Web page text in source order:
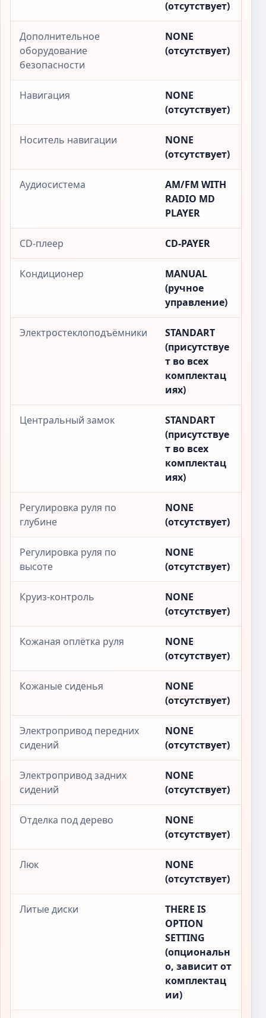
(отсутствует)
Дополнительное
оборудование
безопасности
NONE
(отсутствует)
Навигация
NONE
(отсутствует)
Носитель навигации
NONE
(отсутствует)
Аудиосистема
AM/FM WITH
RADIO MD
PLAYER
CD-плеер CD-PAYER
Кондиционер
MANUAL
(ручное
управление)
Электростеклоподъёмники
STANDART
(присутствуе
т во всех
комплектац
иях)
Центральный замок
STANDART
(присутствуе
т во всех
комплектац
иях)
Регулировка руля по
глубине
NONE
(отсутствует)
Регулировка руля по
высоте
NONE
(отсутствует)
Круиз-контроль
NONE
(отсутствует)
Кожаная оплётка руля
NONE
(отсутствует)
Кожаные сиденья
NONE
(отсутствует)
Электропривод передних
сидений
NONE
(отсутствует)
Электропривод задних
сидений
NONE
(отсутствует)
Отделка под дерево
NONE
(отсутствует)
Люк
NONE
(отсутствует)
Литые диски
THERE IS
OPTION
SETTING
(опциональн
о, зависит от
комплектац
ии)